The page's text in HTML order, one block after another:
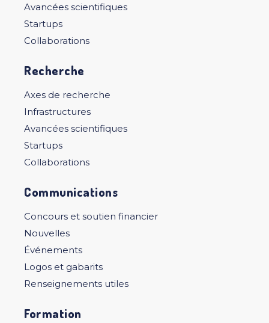
Avancées scientifiques
Startups
Collaborations
Recherche
Axes de recherche
Infrastructures
Avancées scientifiques
Startups
Collaborations
Communications
Concours et soutien financier
Nouvelles
Événements
Logos et gabarits
Renseignements utiles
Formation